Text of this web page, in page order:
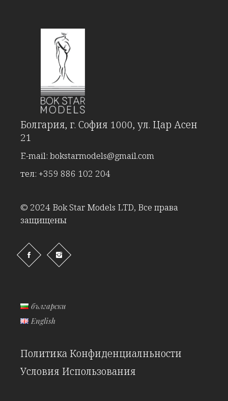
Болгария, г. София 1000, ул. Цар Асен
21
E-mail: bokstarmodels@gmail.com
тел: +359 886 102 204
© 2024 Bok Star Models LTD, Все права
защищены
български
English
Политика Конфиденциалньности
Условия Использования